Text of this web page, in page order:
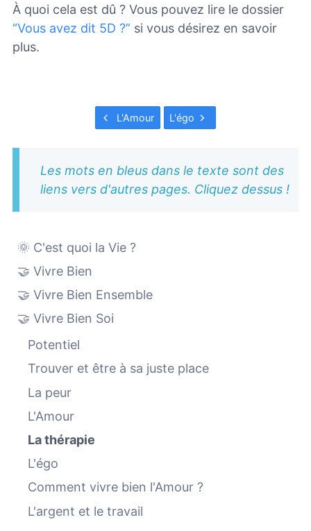
À quoi cela est dû ? Vous pouvez lire le dossier
“Vous avez dit 5D ?” si vous désirez en savoir
plus.
L'Amour L'égo
Les mots en bleus dans le texte sont des
liens vers d'autres pages. Cliquez dessus !
🌞 C'est quoi la Vie ?
🤝 Vivre Bien
🤝 Vivre Bien Ensemble
🤝 Vivre Bien Soi
Potentiel
Trouver et être à sa juste place
La peur
L'Amour
La thérapie
L'égo
Comment vivre bien l'Amour ?
L'argent et le travail